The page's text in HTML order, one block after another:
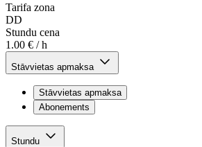
Tarifa zona
DD
Stundu cena
1.00 € / h
Stāvvietas apmaksa
Stāvvietas apmaksa
Abonements
Stundu